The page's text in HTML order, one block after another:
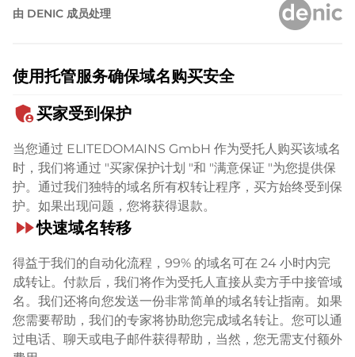
由 DENIC 成员处理
使用托管服务确保域名购买安全
admin_panel_settings买家受到保护
当您通过 ELITEDOMAINS GmbH 作为受托人购买该域名
时，我们将通过 "买家保护计划 "和 "满意保证 "为您提供保
护。通过我们独特的域名所有权转让程序，买方始终受到保
护。如果出现问题，您将获得退款。
fast_forward快速域名转移
得益于我们的自动化流程，99% 的域名可在 24 小时内完
成转让。付款后，我们将作为受托人直接从卖方手中接管域
名。我们还将向您发送一份非常简单的域名转让指南。如果
您需要帮助，我们的专家将协助您完成域名转让。您可以通
过电话、聊天或电子邮件获得帮助，当然，您无需支付额外